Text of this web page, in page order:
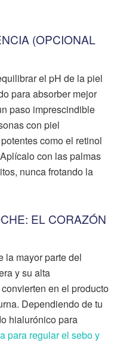
(OPCIONAL
el pH de la piel
para absorber mejor
paso imprescindible
con piel
como el retinol
con las palmas
nunca frotando la
EL CORAZÓN
la mayor parte del
y su alta
en el producto
Dependiendo de tu
hialurónico para
para regular el sebo y